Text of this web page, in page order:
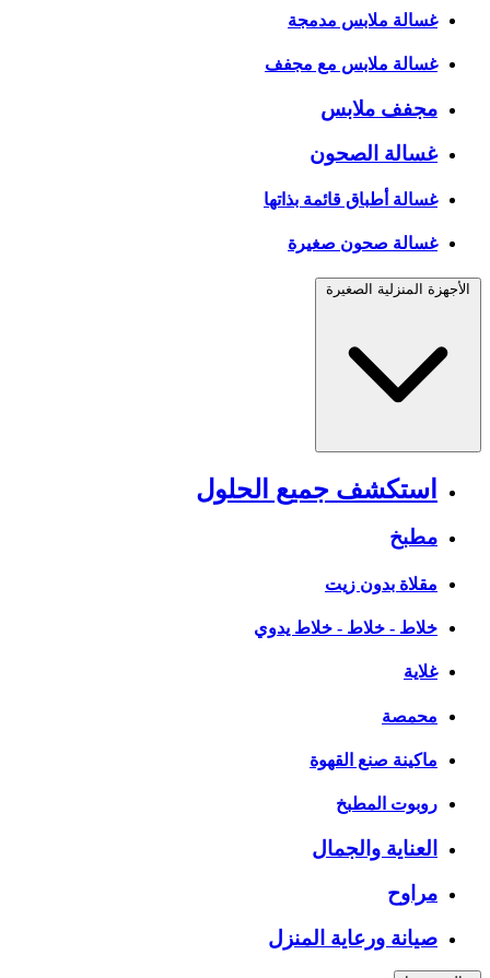
غسالة ملابس مدمجة
غسالة ملابس مع مجفف
مجفف ملابس
غسالة الصحون
غسالة أطباق قائمة بذاتها
غسالة صحون صغيرة
الأجهزة المنزلية الصغيرة
استكشف جميع الحلول
مطبخ
مقلاة بدون زيت
خلاط - خلاط - خلاط يدوي
غلاية
محمصة
ماكينة صنع القهوة
روبوت المطبخ
العناية والجمال
مراوح
صيانة ورعاية المنزل